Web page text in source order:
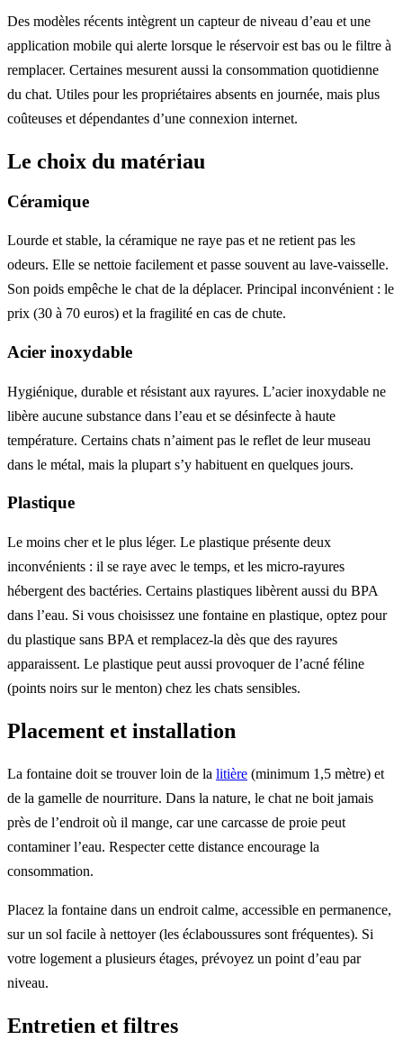
Des modèles récents intègrent un capteur de niveau d’eau et une
application mobile qui alerte lorsque le réservoir est bas ou le filtre à
remplacer. Certaines mesurent aussi la consommation quotidienne
du chat. Utiles pour les propriétaires absents en journée, mais plus
coûteuses et dépendantes d’une connexion internet.
Le choix du matériau
Céramique
Lourde et stable, la céramique ne raye pas et ne retient pas les
odeurs. Elle se nettoie facilement et passe souvent au lave-vaisselle.
Son poids empêche le chat de la déplacer. Principal inconvénient : le
prix (30 à 70 euros) et la fragilité en cas de chute.
Acier inoxydable
Hygiénique, durable et résistant aux rayures. L’acier inoxydable ne
libère aucune substance dans l’eau et se désinfecte à haute
température. Certains chats n’aiment pas le reflet de leur museau
dans le métal, mais la plupart s’y habituent en quelques jours.
Plastique
Le moins cher et le plus léger. Le plastique présente deux
inconvénients : il se raye avec le temps, et les micro-rayures
hébergent des bactéries. Certains plastiques libèrent aussi du BPA
dans l’eau. Si vous choisissez une fontaine en plastique, optez pour
du plastique sans BPA et remplacez-la dès que des rayures
apparaissent. Le plastique peut aussi provoquer de l’acné féline
(points noirs sur le menton) chez les chats sensibles.
Placement et installation
La fontaine doit se trouver loin de la litière (minimum 1,5 mètre) et
de la gamelle de nourriture. Dans la nature, le chat ne boit jamais
près de l’endroit où il mange, car une carcasse de proie peut
contaminer l’eau. Respecter cette distance encourage la
consommation.
Placez la fontaine dans un endroit calme, accessible en permanence,
sur un sol facile à nettoyer (les éclaboussures sont fréquentes). Si
votre logement a plusieurs étages, prévoyez un point d’eau par
niveau.
Entretien et filtres